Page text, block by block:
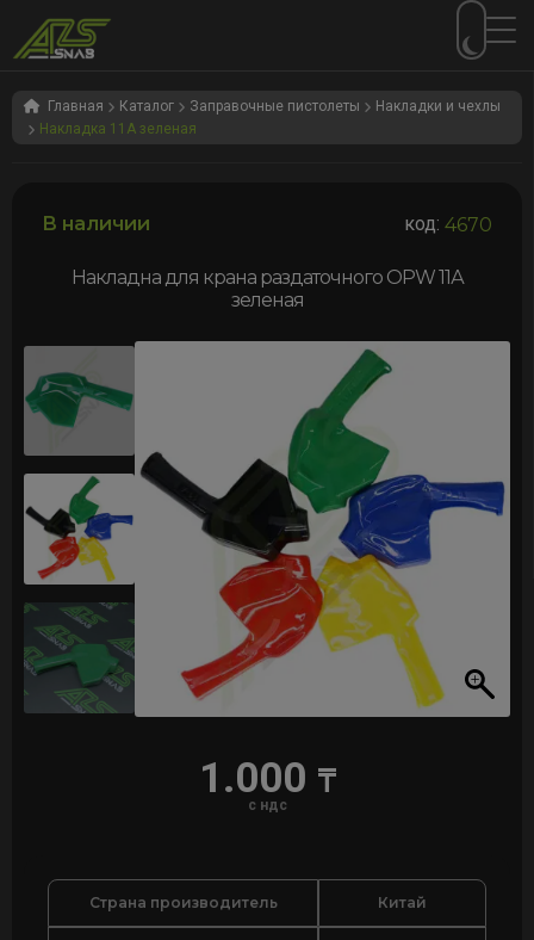
Перейти
Перейти
Главная Каталог Заправочные пистолеты
Накладки и чехлы
Накладка 11A зеленая
В наличии код: 4670
Накладна для крана раздаточного OPW 11А
зеленая
1.000 ₸
с ндс
Страна производитель Китай